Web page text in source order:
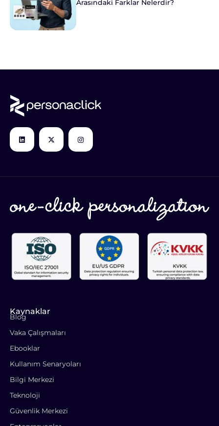
Arasındaki Farklar Nelerdir?
Kaynaklar
Blog
Vaka Çalışmaları
Ebooklar
Kullanım Senaryoları
Bilgi Merkezi
Teknoloji
Güvenlik Merkezi